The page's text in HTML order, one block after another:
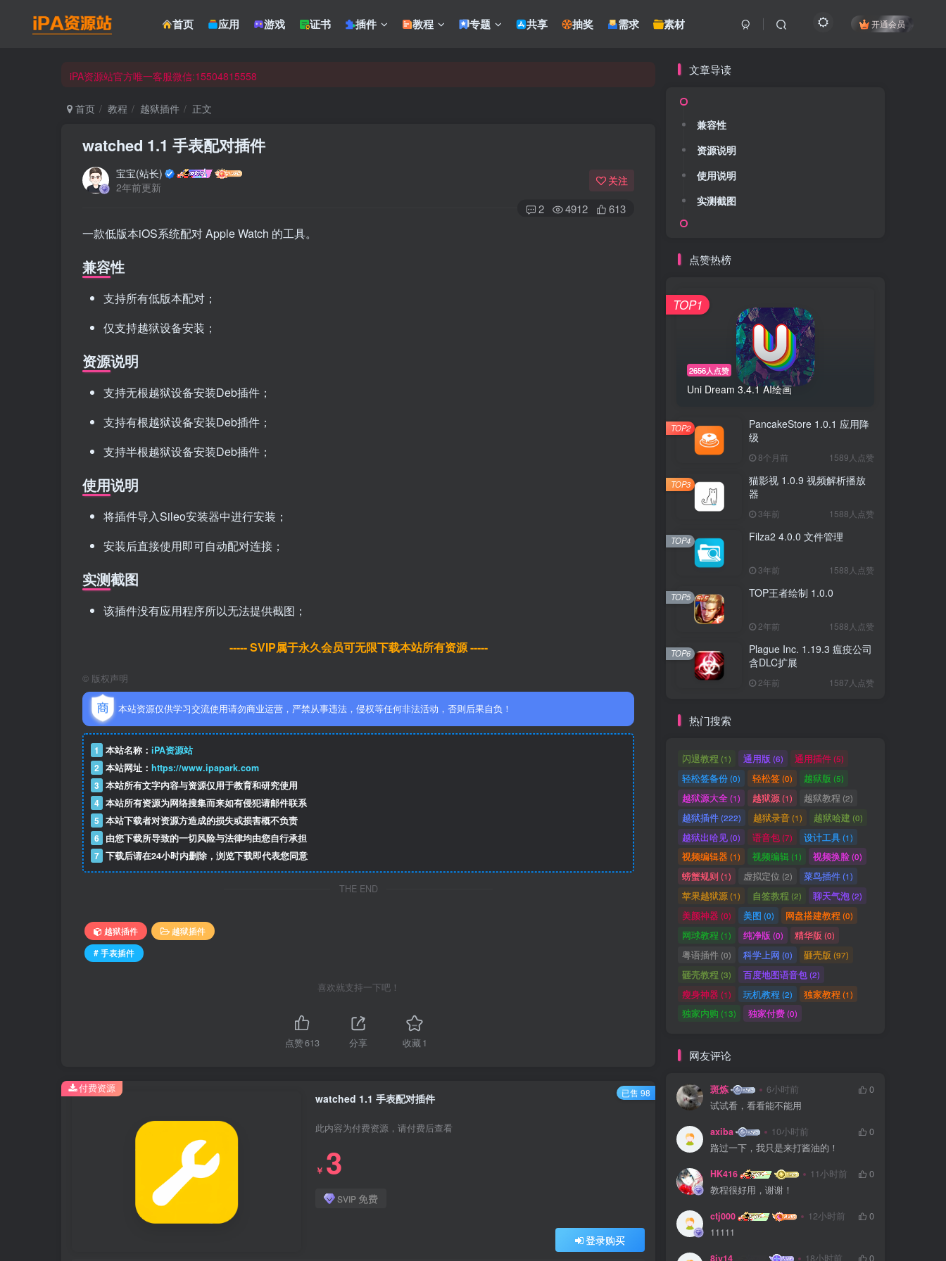
首页 应用 游戏 证书 插件 教程 专题 共享 抽奖 需求 素材 开通会员
iPA资源站官方唯一客服微信:15504815558
iPA资源站官方唯一客服微信:15504815558
首页 教程 越狱插件 正文
watched 1.1 手表配对插件
宝宝(站长)
2年前更新
关注
2 4912 613
一款低版本iOS系统配对 Apple Watch 的工具。
兼容性
支持所有低版本配对；
仅支持越狱设备安装；
资源说明
支持无根越狱设备安装Deb插件；
支持有根越狱设备安装Deb插件；
支持半根越狱设备安装Deb插件；
使用说明
将插件导入Sileo安装器中进行安装；
安装后直接使用即可自动配对连接；
实测截图
该插件没有应用程序所以无法提供截图；
----- SVIP属于永久会员可无限下载本站所有资源 -----
© 版权声明
本站资源仅供学习交流使用请勿商业运营，严禁从事违法，侵权等任何非法活动，否则后果自负！
1 本站名称： iPA资源站
2 本站网址： https://www.ipapark.com
3 本站所有文字内容与资源仅用于教育和研究使用
4 本站所有资源为网络搜集而来如有侵犯请邮件联系
5 本站下载者对资源方造成的损失或损害概不负责
6 由您下载所导致的一切风险与法律均由您自行承担
7 下载后请在24小时内删除，浏览下载即代表您同意
THE END
越狱插件
越狱插件
# 手表插件
喜欢就支持一下吧！
点赞613 分享 收藏1
watched 1.1 手表配对插件
此内容为付费资源，请付费后查看
￥ 3
SVIP 免费
登录购买
付费资源 已售 98
文章导读
兼容性
资源说明
使用说明
实测截图
点赞热榜
2656人点赞
Uni Dream 3.4.1 AI绘画
TOP1
PancakeStore 1.0.1 应用降
级
8个月前 1589人点赞
TOP2
猫影视 1.0.9 视频解析播放
器
3年前 1588人点赞
TOP3
Filza2 4.0.0 文件管理
3年前 1588人点赞
TOP4
TOP王者绘制 1.0.0
2年前 1588人点赞
TOP5
Plague Inc. 1.19.3 瘟疫公司
含DLC扩展
2年前 1587人点赞
TOP6
热门搜索
闪退教程 (1) 通用版 (6) 通用插件(5)
轻松签备份(0) 轻松签(0) 越狱版 (5)
越狱源大全(1) 越狱源(1) 越狱教程 (2)
越狱插件(222) 越狱录音(1) 越狱哈建 (0)
越狱出哈见(0) 语音包(7) 设计工具(1)
视频编辑器(1) 视频编辑(1) 视频换脸(0)
螃蟹规则(1) 虚拟定位 (2) 菜鸟插件(1)
苹果越狱源(1) 自签教程 (2) 聊天气泡(2)
美颜神器(0) 美图 (0) 网盘搭建教程 (0)
网球教程 (1) 纯净版 (0) 精华版 (0)
粤语插件 (0) 科学上网 (0) 砸壳版 (97)
砸壳教程 (3) 百度地图语音包(2)
瘦身神器(1) 玩机教程 (2) 独家教程 (1)
独家内购 (13) 独家付费(0)
网友评论
斑炼 6小时前
0
试试看，看看能不能用
axiba 10小时前
0
路过一下，我只是来打酱油的！
HK416 11小时前
0
教程很好用，谢谢！
ctj000 12小时前
0
11111
8iv14 18小时前
0